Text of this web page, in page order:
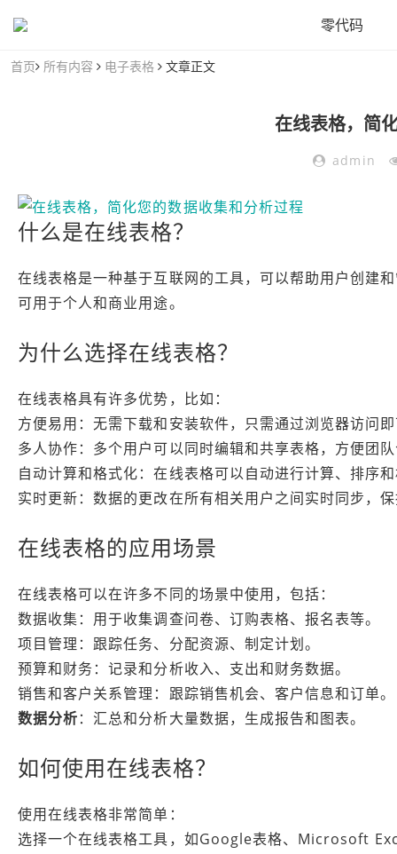
零代码
首页 所有内容 电子表格 文章正文
在线表格，简
admin
什么是在线表格？
在线表格是一种基于互联网的工具，可以帮助用户创建
可用于个人和商业用途。
为什么选择在线表格？
在线表格具有许多优势，比如：
方便易用：无需下载和安装软件，只需通过浏览器访问
多人协作：多个用户可以同时编辑和共享表格，方便团
自动计算和格式化：在线表格可以自动进行计算、排序
实时更新：数据的更改在所有相关用户之间实时同步，
在线表格的应用场景
在线表格可以在许多不同的场景中使用，包括：
数据收集：用于收集调查问卷、订购表格、报名表等。
项目管理：跟踪任务、分配资源、制定计划。
预算和财务：记录和分析收入、支出和财务数据。
销售和客户关系管理：跟踪销售机会、客户信息和订单。
数据分析：汇总和分析大量数据，生成报告和图表。
如何使用在线表格？
使用在线表格非常简单：
选择一个在线表格工具，如Google表格、Microsoft